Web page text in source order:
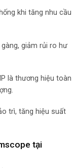
khi tăng nhu cầu
giảm rủi ro hư
là thương hiệu toàn
trì, tăng hiệu suất
tại